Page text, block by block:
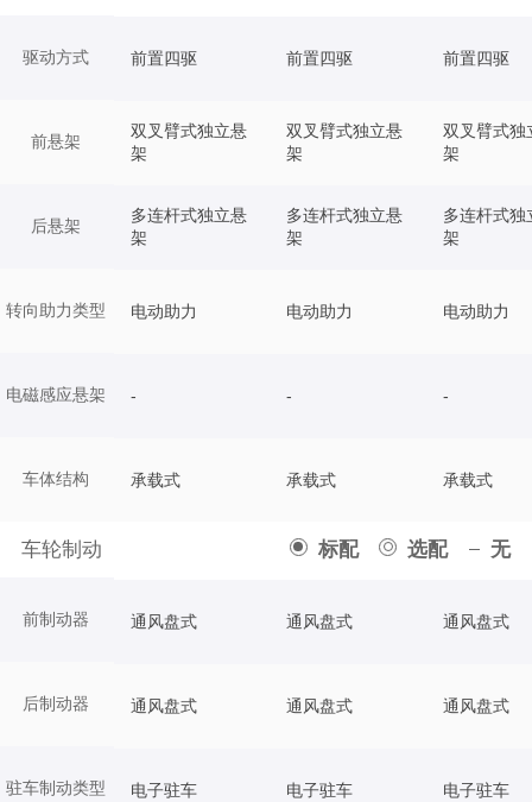
驱动方式
前悬架
后悬架
转向助力类型
电磁感应悬架
车体结构
车轮制动 标配 选配 无
前制动器
后制动器
驻车制动类型
前置四驱 前置四驱 前置四驱
双叉臂式独立悬
架
双叉臂式独立悬
架
双叉臂式独
架
多连杆式独立悬
架
多连杆式独立悬
架
多连杆式独
架
电动助力 电动助力 电动助力
- - -
承载式 承载式 承载式
通风盘式 通风盘式 通风盘式
通风盘式 通风盘式 通风盘式
电子驻车 电子驻车 电子驻车